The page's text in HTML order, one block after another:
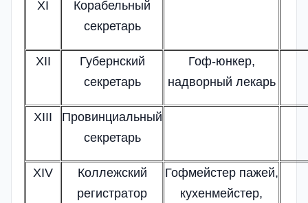
XI
Корабельный
секретарь
XII
Губернский
секретарь
Гоф-юнкер,
надворный лекарь
XIII
Провинциальный
секретарь
XIV
Коллежский
регистратор
Гофмейстер пажей,
кухенмейстер,